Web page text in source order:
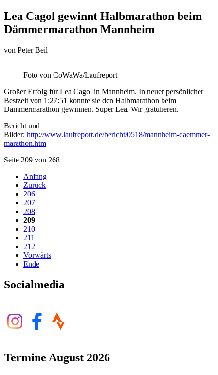
Lea Cagol gewinnt Halbmarathon beim
Dämmermarathon Mannheim
von Peter Beil
Foto von CoWaWa/Laufreport
Großer Erfolg für Lea Cagol in Mannheim. In neuer persönlicher
Bestzeit von 1:27:51 konnte sie den Halbmarathon beim
Dämmermarathon gewinnen. Super Lea. Wir gratulieren.
Bericht und
Bilder: http://www.laufreport.de/bericht/0518/mannheim-daemmer-
marathon.htm
Seite 209 von 268
Anfang
Zurück
206
207
208
209
210
211
212
Vorwärts
Ende
Socialmedia
Termine August 2026